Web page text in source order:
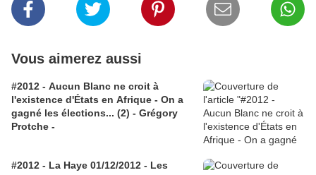
Vous aimerez aussi
#2012 - Aucun Blanc ne croit à
l'existence d'États en Afrique - On a
gagné les élections... (2) - Grégory
Protche -
#2012 - La Haye 01/12/2012 - Les